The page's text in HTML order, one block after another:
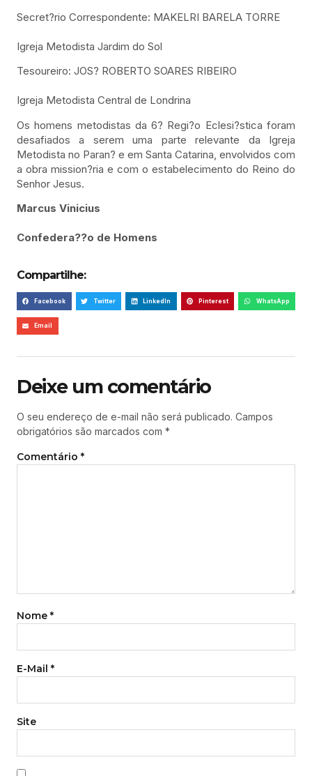
Secret?rio Correspondente: MAKELRI BARELA TORRE
Igreja Metodista Jardim do Sol
Tesoureiro: JOS? ROBERTO SOARES RIBEIRO
Igreja Metodista Central de Londrina
Os homens metodistas da 6? Regi?o Eclesi?stica foram
desafiados a serem uma parte relevante da Igreja
Metodista no Paran? e em Santa Catarina, envolvidos com
a obra mission?ria e com o estabelecimento do Reino do
Senhor Jesus.
Marcus Vinicius
Confedera??o de Homens
Compartilhe:
Facebook Twitter LinkedIn Pinterest WhatsApp
Email
Deixe um comentário
O seu endereço de e-mail não será publicado. Campos
obrigatórios são marcados com *
Comentário *
Nome *
E-Mail *
Site